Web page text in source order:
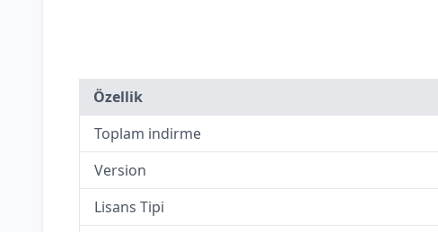
Özellik
Toplam indirme
Version
Lisans Tipi